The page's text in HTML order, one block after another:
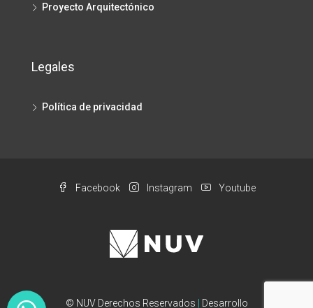
Proyecto Arquitectónico
Legales
Política de privacidad
Facebook Instagram Youtube
© NUV Derechos Reservados | Desarrollo